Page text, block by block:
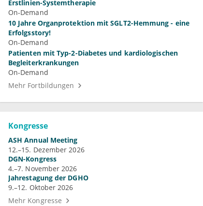
Erstlinien-Systemtherapie
On-Demand
10 Jahre Organprotektion mit SGLT2-Hemmung - eine
Erfolgsstory!
On-Demand
Patienten mit Typ-2-Diabetes und kardiologischen
Begleiterkrankungen
On-Demand
Mehr Fortbildungen
Kongresse
ASH Annual Meeting
12.–15. Dezember 2026
DGN-Kongress
4.–7. November 2026
Jahrestagung der DGHO
9.–12. Oktober 2026
Mehr Kongresse